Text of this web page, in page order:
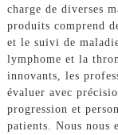
charge de diverses
produits comprend
et le suivi de
lymphome et la
innovants, les
évaluer avec
progression et
patients. Nous nous